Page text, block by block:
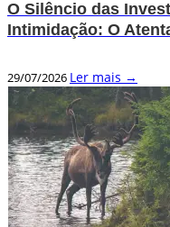
O Silêncio das
Intimidação: O
29/07/2026 Ler mais →